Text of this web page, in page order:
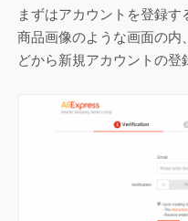
まずはアカウントを登録
商品画像のような画面の内
どから新規アカウントの登